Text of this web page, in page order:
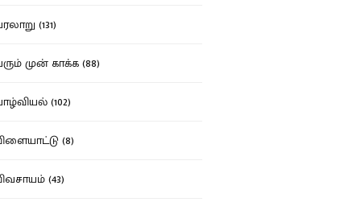
(131)
முன் காக்க (88)
(102)
(8)
(43)